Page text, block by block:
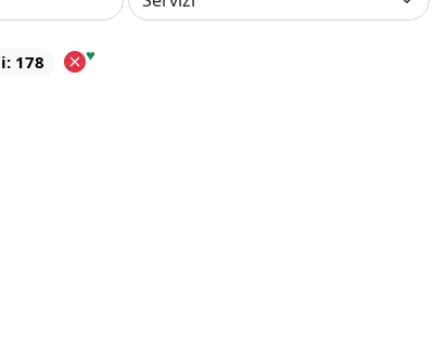
178 ♥